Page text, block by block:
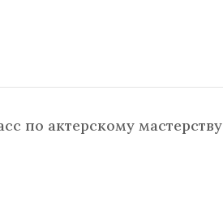
по актерскому мастерству